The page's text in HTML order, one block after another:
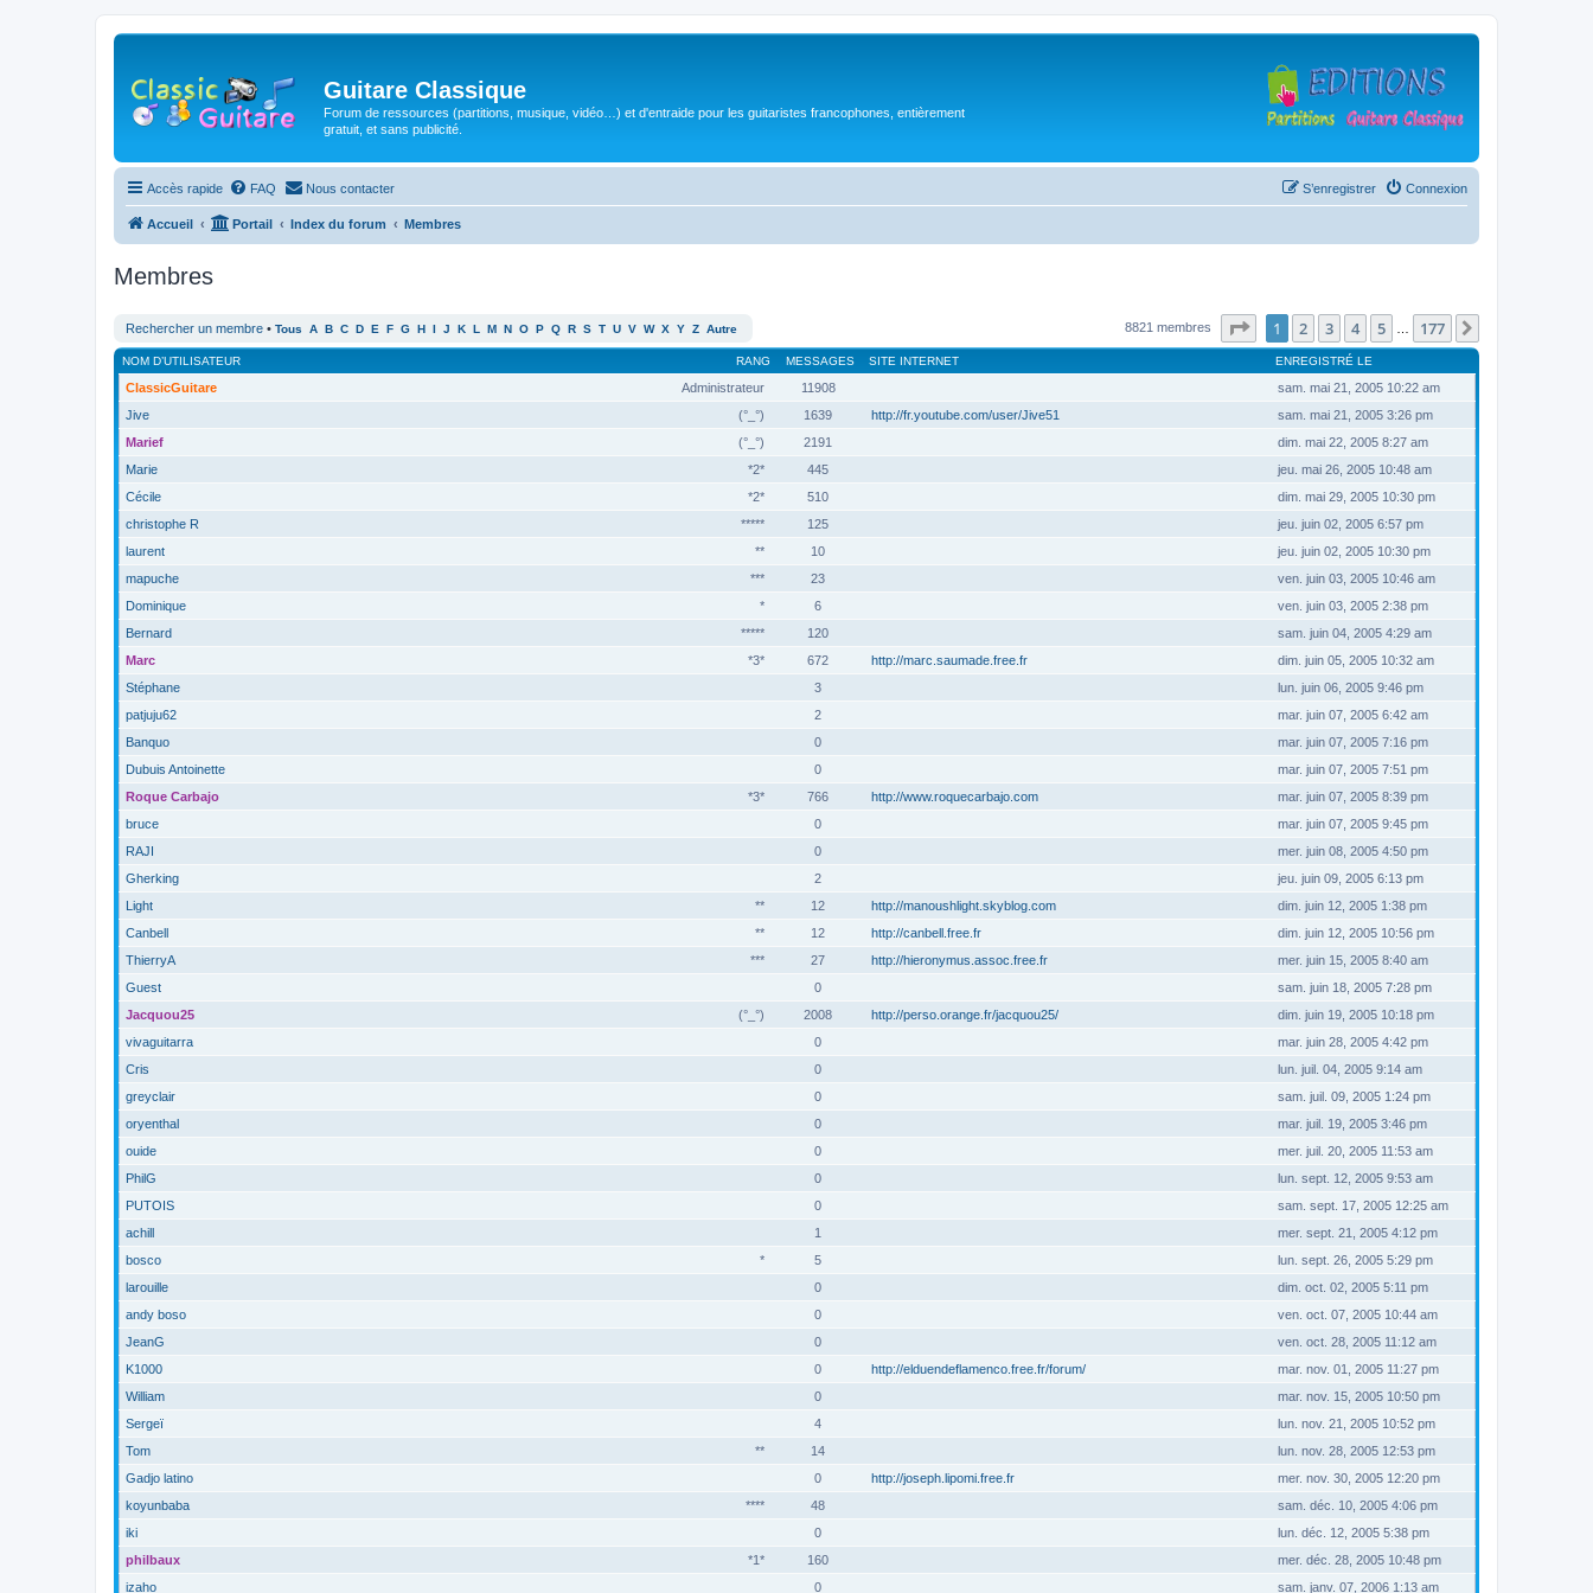
Guitare Classique
Forum de ressources (partitions, musique, vidéo…) et d'entraide pour les guitaristes francophones, entièrement
gratuit, et sans publicité.
Accès rapide FAQ Nous contacter Connexion
S’enregistrer
Accueil Portail Index du forum Membres
Membres
Rechercher un membre • Tous A B C D E F G H I J K L M N O P Q R S T U V W X Y Z Autre 8821 membres Page sur177
1 2 3 4 5 177
RANG
NOM D’UTILISATEUR MESSAGES SITE INTERNET ENREGISTRÉ LE
Administrateur
ClassicGuitare 11908
sam. mai 21, 2005 10:22 am
(°_°)
Jive 1639 http://fr.youtube.com/user/Jive51
sam. mai 21, 2005 3:26 pm
(°_°)
Marief 2191
dim. mai 22, 2005 8:27 am
*2*
Marie 445
jeu. mai 26, 2005 10:48 am
*2*
Cécile 510
dim. mai 29, 2005 10:30 pm
*****
christophe R 125
jeu. juin 02, 2005 6:57 pm
**
laurent 10
jeu. juin 02, 2005 10:30 pm
***
mapuche 23
ven. juin 03, 2005 10:46 am
*
Dominique 6
ven. juin 03, 2005 2:38 pm
*****
Bernard 120
sam. juin 04, 2005 4:29 am
*3*
Marc 672 http://marc.saumade.free.fr
dim. juin 05, 2005 10:32 am
Stéphane
3
lun. juin 06, 2005 9:46 pm
patjuju62
2
mar. juin 07, 2005 6:42 am
Banquo
0
mar. juin 07, 2005 7:16 pm
Dubuis Antoinette
0
mar. juin 07, 2005 7:51 pm
*3*
Roque Carbajo 766 http://www.roquecarbajo.com
mar. juin 07, 2005 8:39 pm
bruce
0
mar. juin 07, 2005 9:45 pm
RAJI
0
mer. juin 08, 2005 4:50 pm
Gherking
2
jeu. juin 09, 2005 6:13 pm
**
Light 12 http://manoushlight.skyblog.com
dim. juin 12, 2005 1:38 pm
**
Canbell 12 http://canbell.free.fr
dim. juin 12, 2005 10:56 pm
***
ThierryA 27 http://hieronymus.assoc.free.fr
mer. juin 15, 2005 8:40 am
Guest
0
sam. juin 18, 2005 7:28 pm
(°_°)
Jacquou25 2008 http://perso.orange.fr/jacquou25/
dim. juin 19, 2005 10:18 pm
vivaguitarra
0
mar. juin 28, 2005 4:42 pm
Cris
0
lun. juil. 04, 2005 9:14 am
greyclair
0
sam. juil. 09, 2005 1:24 pm
oryenthal
0
mar. juil. 19, 2005 3:46 pm
ouide
0
mer. juil. 20, 2005 11:53 am
PhilG
0
lun. sept. 12, 2005 9:53 am
PUTOIS
0
sam. sept. 17, 2005 12:25 am
achill
1
mer. sept. 21, 2005 4:12 pm
*
bosco 5
lun. sept. 26, 2005 5:29 pm
larouille
0
dim. oct. 02, 2005 5:11 pm
andy boso
0
ven. oct. 07, 2005 10:44 am
JeanG
0
ven. oct. 28, 2005 11:12 am
K1000
0 http://elduendeflamenco.free.fr/forum/
mar. nov. 01, 2005 11:27 pm
William
0
mar. nov. 15, 2005 10:50 pm
Sergeï
4
lun. nov. 21, 2005 10:52 pm
**
Tom 14
lun. nov. 28, 2005 12:53 pm
Gadjo latino
0 http://joseph.lipomi.free.fr
mer. nov. 30, 2005 12:20 pm
****
koyunbaba 48
sam. déc. 10, 2005 4:06 pm
iki
0
lun. déc. 12, 2005 5:38 pm
*1*
philbaux 160
mer. déc. 28, 2005 10:48 pm
izaho
0 sam. janv. 07, 2006 1:13 am